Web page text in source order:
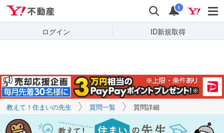
検索 通知
i
ログイン ID新規取得
キーワードで
質問を探す
教えて！住まいの先生 質問一覧 質問詳細